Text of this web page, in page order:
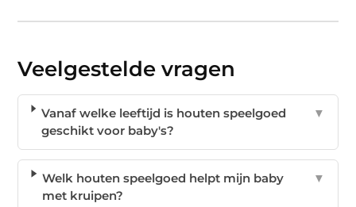
Veelgestelde vragen
Vanaf welke leeftijd is houten speelgoed
geschikt voor baby's?
▼
Welk houten speelgoed helpt mijn baby
met kruipen?
▼